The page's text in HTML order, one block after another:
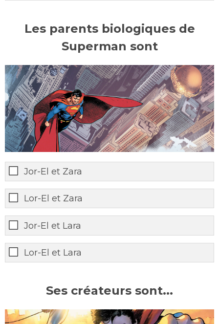
Les parents biologiques de
Superman sont
Jor-El et Zara
Lor-El et Zara
Jor-El et Lara
Lor-El et Lara
Ses créateurs sont...